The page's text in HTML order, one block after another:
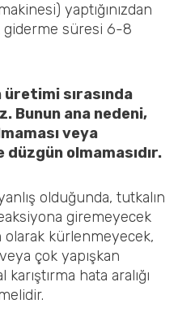
yaptığınızdan
süresi 6-8
sırasında
Bunun ana nedeni,
veya
olmamasıdır.
olduğunda, tutkalın
giremeyecek
kürlenmeyecek,
çok yapışkan
hata aralığı